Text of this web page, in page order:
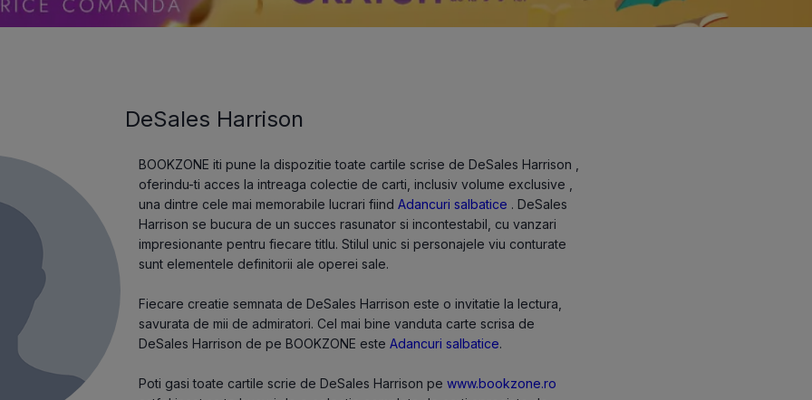
DeSales Harrison
BOOKZONE iti pune la dispozitie toate cartile scrise de DeSales Harrison ,
oferindu-ti acces la intreaga colectie de carti, inclusiv volume exclusive ,
una dintre cele mai memorabile lucrari fiindAdancuri salbatice . DeSales
Harrison se bucura de un succes rasunator si incontestabil, cu vanzari
impresionante pentru fiecare titlu. Stilul unic si personajele viu conturate
sunt elementele definitorii ale operei sale.
Fiecare creatie semnata de DeSales Harrison este o invitatie la lectura,
savurata de mii de admiratori. Cel mai bine vanduta carte scrisa de
DeSales Harrison de pe BOOKZONE esteAdancuri salbatice.
Poti gasi toate cartile scrie de DeSales Harrison pewww.bookzone.ro